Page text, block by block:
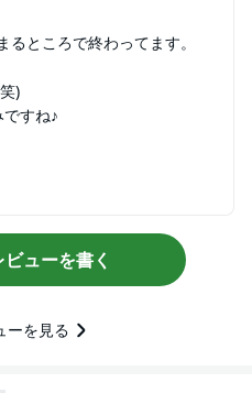
ところで終わってます。
)
すね♪
ューを書く
ーを見る